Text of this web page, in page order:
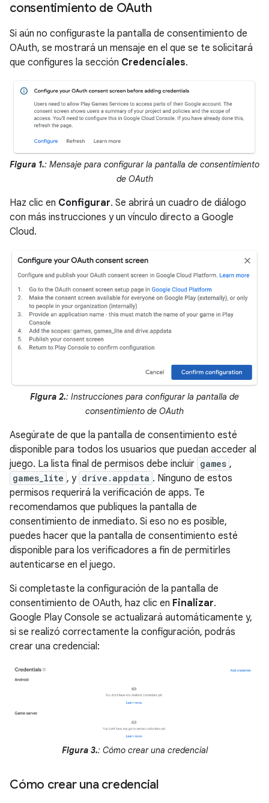
consentimiento de OAuth
Si aún no configuraste la pantalla de consentimiento de
OAuth, se mostrará un mensaje en el que se te solicitará
que configures la sección Credenciales.
Figura 1.: Mensaje para configurar la pantalla de consentimiento
de OAuth
Haz clic en Configurar. Se abrirá un cuadro de diálogo
con más instrucciones y un vínculo directo a Google
Cloud.
Figura 2.: Instrucciones para configurar la pantalla de
consentimiento de OAuth
Asegúrate de que la pantalla de consentimiento esté
disponible para todos los usuarios que puedan acceder al
juego. La lista final de permisos debe incluir games ,
games_lite , y drive.appdata . Ninguno de estos
permisos requerirá la verificación de apps. Te
recomendamos que publiques la pantalla de
consentimiento de inmediato. Si eso no es posible,
puedes hacer que la pantalla de consentimiento esté
disponible para los verificadores a fin de permitirles
autenticarse en el juego.
Si completaste la configuración de la pantalla de
consentimiento de OAuth, haz clic en Finalizar.
Google Play Console se actualizará automáticamente y,
si se realizó correctamente la configuración, podrás
crear una credencial:
Figura 3.: Cómo crear una credencial
Cómo crear una credencial